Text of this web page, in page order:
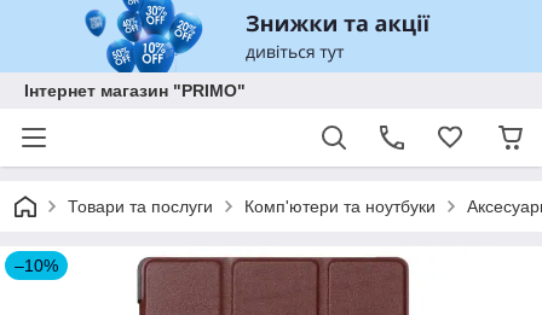
Інтернет магазин "PRIMO"
Товари та послуги Комп'ютери та ноутбуки
–10%